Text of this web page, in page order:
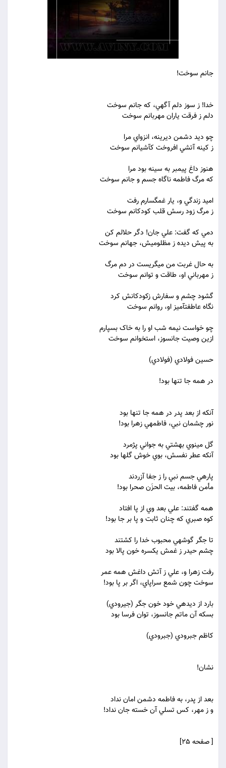
جانم سوخت!
خدا! ز سوز دلم آگهي، که جانم سوخت
دلم ز فرقت ياران مهربانم سوخت
چو ديد دشمن ديرينه، انزواي مرا
ز کينه آتشي افروخت کآشيانم سوخت
هنوز داغ پيمبر به سينه بود مرا
که مرگ فاطمه ناگاه جسم و جانم سوخت
اميد زندگي و، يار غمگسارم رفت
ز مرگ زود رسش قلب کودکانم سوخت
دمي که گفت: علي جان! دگر حلالم کن
به پيش ديده ز مظلوميش، جهانم سوخت
به حال غربت من مي‏گريست در دم مرگ
ز مهرباني او، طاقت و توانم سوخت
گشود چشم و سفارش زکودکانش کرد
نگاه عاطفت‏آميز او، روانم سوخت
چو خواست نيمه شب او را به خاک بسپارم
ازين وصيت جانسوز، استخوانم سوخت
حسين فولادي (فولادي)
در همه جا تنها بود!
آنکه از بعد پدر در همه جا تنها بود
نور چشمان نبي، فاطمه‏ي زهرا بود!
گل مينوي بهشتي به جواني پژمرد
آنکه عطر نفسش، بوي خوش گلها بود
پاره‏ي جسم نبي را ز جفا آزردند
مأمن فاطمه، بيت الحزَن صحرا بود!
همه گفتند: علي بعد وي از پا افتاد
کوه صبري که چنان ثابت و پا بر جا بود!
تا جگر گوشه‏ي محبوب خدا را کشتند
چشم حيدر ز غمش يکسره خون پالا بود
رفت زهرا و، علي ز آتش داغش همه عمر
سوخت چون شمع سراپاي، اگر بر پا بود!
بارد از ديده‏ي خود خون جگر (جيرودي)
بسکه آن ماتم جانسوز، توان فرسا بود
کاظم جبرودي (جبرودي)
نشان!
بعد از پدر، به فاطمه دشمن امان نداد
و ز مهر، کس تسلي آن خسته جان نداد!
[ صفحه 25]